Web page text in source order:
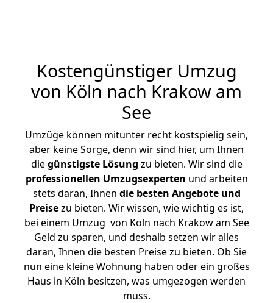
Kostengünstiger Umzug
von Köln nach Krakow am
See
Umzüge können mitunter recht kostspielig sein,
aber keine Sorge, denn wir sind hier, um Ihnen
diegünstigste Lösung zu bieten. Wir sind die
professionellen Umzugsexperten und arbeiten
stets daran, Ihnen die besten Angebote und
Preisezu bieten. Wir wissen, wie wichtig es ist,
bei einem Umzug von Köln nach Krakow am See
Geld zu sparen, und deshalb setzen wir alles
daran, Ihnen die besten Preise zu bieten. Ob Sie
nun eine kleine Wohnung haben oder ein großes
Haus in Köln besitzen, was umgezogen werden
muss.